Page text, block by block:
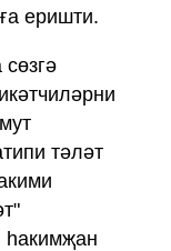
еришти.
тәләт
һакимҗан